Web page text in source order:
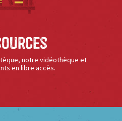
notre vidéothèque et
en libre accès.